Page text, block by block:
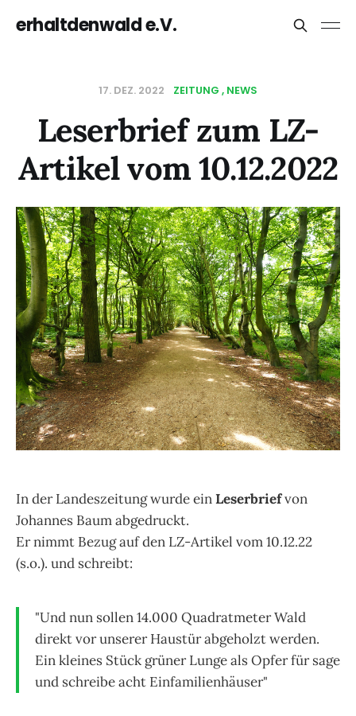
erhaltdenwald e.V.
17. DEZ. 2022 ZEITUNG NEWS
Leserbrief zum LZ-
Artikel vom 10.12.2022
In der Landeszeitung wurde einLeserbriefvon
Johannes Baum abgedruckt.
Er nimmt Bezug auf den LZ-Artikel vom 10.12.22
(s.o.). und schreibt:
"Und nun sollen 14.000 Quadratmeter Wald
direkt vor unserer Haustür abgeholzt werden.
Ein kleines Stück grüner Lunge als Opfer für sage
und schreibe acht Einfamilienhäuser"